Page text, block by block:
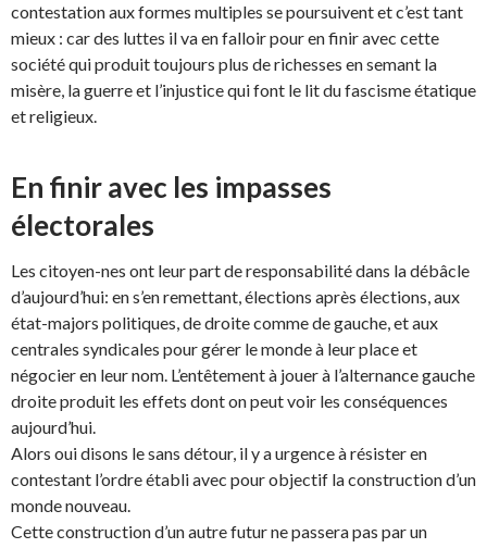
contestation aux formes multiples se poursuivent et c’est tant
mieux : car des luttes il va en falloir pour en finir avec cette
société qui produit toujours plus de richesses en semant la
misère, la guerre et l’injustice qui font le lit du fascisme étatique
et religieux.
En finir avec les impasses
électorales
Les citoyen-nes ont leur part de responsabilité dans la débâcle
d’aujourd’hui: en s’en remettant, élections après élections, aux
état-majors politiques, de droite comme de gauche, et aux
centrales syndicales pour gérer le monde à leur place et
négocier en leur nom. L’entêtement à jouer à l’alternance gauche
droite produit les effets dont on peut voir les conséquences
aujourd’hui.
Alors oui disons le sans détour, il y a urgence à résister en
contestant l’ordre établi avec pour objectif la construction d’un
monde nouveau.
Cette construction d’un autre futur ne passera pas par un